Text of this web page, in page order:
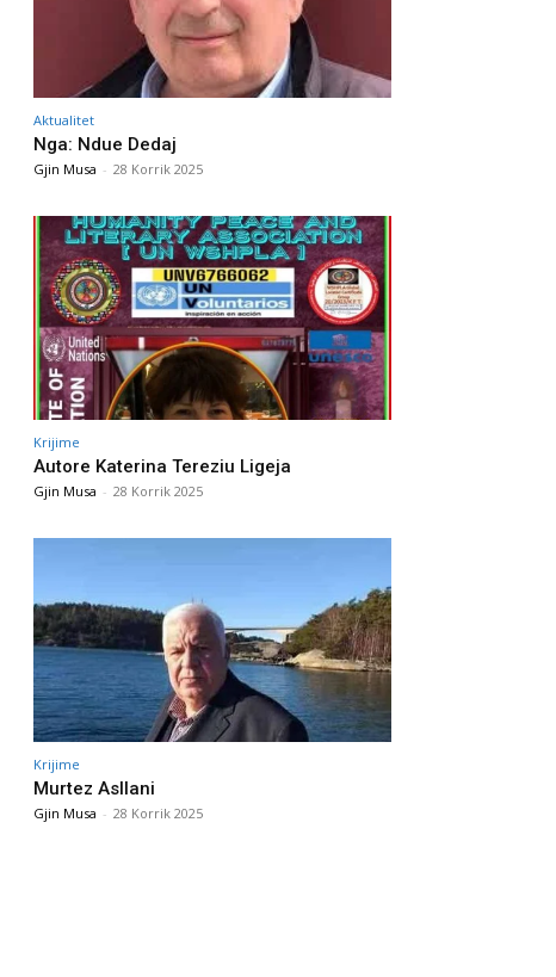
Aktualitet
Nga: Ndue Dedaj
Gjin Musa - 28 Korrik 2025
Krijime
Autore Katerina Tereziu Ligeja
Gjin Musa - 28 Korrik 2025
Krijime
Murtez Asllani
Gjin Musa - 28 Korrik 2025